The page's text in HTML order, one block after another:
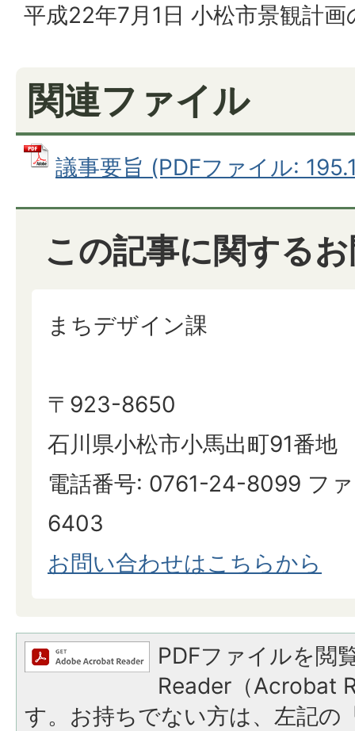
平成22年7月1日 小松市景観計画
関連ファイル
議事要旨 (PDFファイル:
この記事に関する
まちデザイン課
〒923-8650
石川県小松市小馬出町91番地
電話番号: 0761-24-8099 フ
6403
お問い合わせはこちらから
PDFファイルを閲
Reader（Acrobat
す。お持ちでない方は、左記の